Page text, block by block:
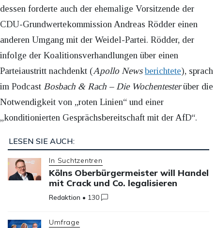
dessen forderte auch der ehemalige Vorsitzende der
CDU-Grundwertekommission Andreas Rödder einen
anderen Umgang mit der Weidel-Partei. Rödder, der
infolge der Koalitionsverhandlungen über einen
Parteiaustritt nachdenkt (Apollo News berichtete), sprach
im Podcast Bosbach & Rach – Die Wochentesterüber die
Notwendigkeit von „roten Linien“ und einer
„konditionierten Gesprächsbereitschaft mit der AfD“.
LESEN SIE AUCH:
In Suchtzentren
Kölns Oberbürgermeister will Handel
mit Crack und Co. legalisieren
Redaktion • 130
Umfrage